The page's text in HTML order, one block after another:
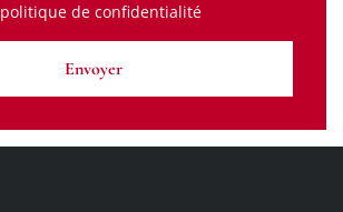
politique de confidentialité
Envoyer